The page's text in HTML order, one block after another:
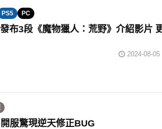
PS5 PC
布3段《魔物獵人：荒野》介紹影片
2024-08-05
服驚現逆天修正BUG